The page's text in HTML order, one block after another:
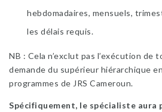
hebdomadaires, mensuels,
les délais requis.
NB : Cela n’exclut pas l’exécution de
demande du supérieur hiérarchique
programmes de JRS Cameroun.
Spécifiquement, le spécialiste aura